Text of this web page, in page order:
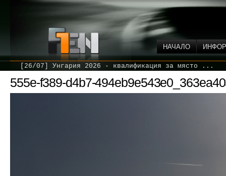
НАЧАЛО
[26/07] Унгария 2026 - квалификация за място ...
555e-f389-d4b7-